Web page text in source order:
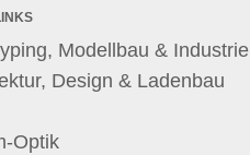
Modellbau & Industrie
Design & Ladenbau
Optik